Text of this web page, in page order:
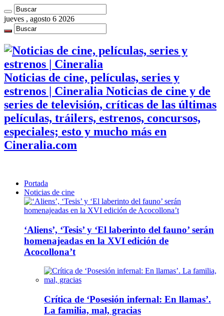
jueves , agosto 6 2026
Noticias de cine, películas, series y
estrenos | Cineralia Noticias de cine y de
series de televisión, críticas de las últimas
películas, tráilers, estrenos, concursos,
especiales; esto y mucho más en
Cineralia.com
Portada
Noticias de cine
‘Aliens’, ‘Tesis’ y ‘El laberinto del fauno’ serán
homenajeadas en la XVI edición de
Acocollona’t
Crítica de ‘Posesión infernal: En llamas’.
La familia, mal, gracias